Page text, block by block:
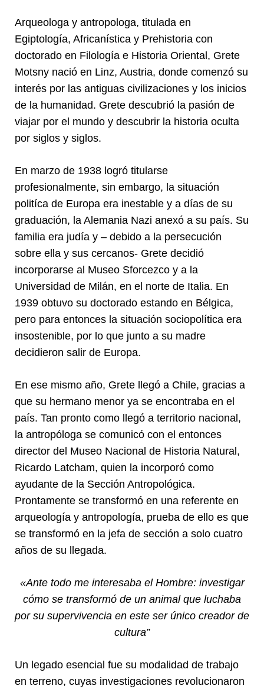
Arqueologa y antropologa, titulada en
Egiptología, Africanística y Prehistoria con
doctorado en Filología e Historia Oriental, Grete
Motsny nació en Linz, Austria, donde comenzó su
interés por las antiguas civilizaciones y los inicios
de la humanidad. Grete descubrió la pasión de
viajar por el mundo y descubrir la historia oculta
por siglos y siglos.
En marzo de 1938 logró titularse
profesionalmente, sin embargo, la situación
politíca de Europa era inestable y a días de su
graduación, la Alemania Nazi anexó a su país. Su
familia era judía y – debido a la persecución
sobre ella y sus cercanos- Grete decidió
incorporarse al Museo Sforcezco y a la
Universidad de Milán, en el norte de Italia. En
1939 obtuvo su doctorado estando en Bélgica,
pero para entonces la situación sociopolítica era
insostenible, por lo que junto a su madre
decidieron salir de Europa.
En ese mismo año, Grete llegó a Chile, gracias a
que su hermano menor ya se encontraba en el
país. Tan pronto como llegó a territorio nacional,
la antropóloga se comunicó con el entonces
director del Museo Nacional de Historia Natural,
Ricardo Latcham, quien la incorporó como
ayudante de la Sección Antropológica.
Prontamente se transformó en una referente en
arqueología y antropología, prueba de ello es que
se transformó en la jefa de sección a solo cuatro
años de su llegada.
«Ante todo me interesaba el Hombre: investigar
cómo se transformó de un animal que luchaba
por su supervivencia en este ser único creador de
cultura”
Un legado esencial fue su modalidad de trabajo
en terreno, cuyas investigaciones revolucionaron